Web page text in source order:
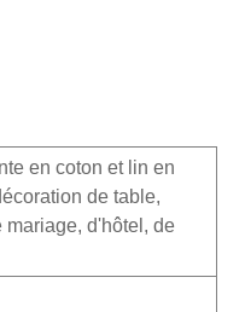
en coton et lin en
de table,
mariage, d'hôtel, de